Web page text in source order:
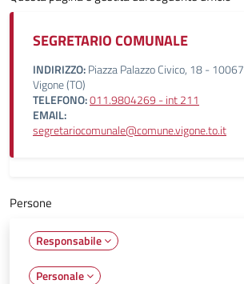
SEGRETARIO COMUNALE
INDIRIZZO:Piazza Palazzo Civico, 18 - 10067
Vigone (TO)
TELEFONO:011.9804269 - int 211
EMAIL:
segretariocomunale@comune.vigone.to.it
Persone
Responsabile
Personale